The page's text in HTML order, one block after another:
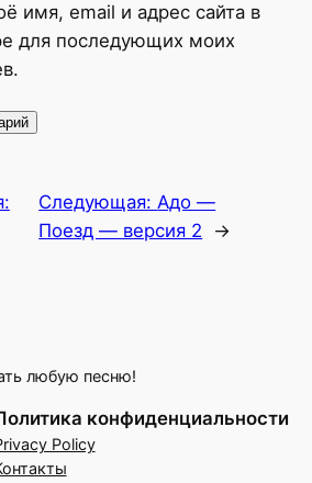
имя, email и адрес сайта в
для последующих моих
Следующая:Адо —
Поезд — версия 2
→
любую песню!
конфиденциальности
Policy